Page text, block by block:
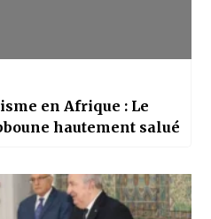
en Afrique : Le
hautement salué